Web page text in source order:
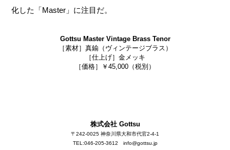
化した「Master」に注目だ。
Gottsu Master Vintage Brass Tenor
［素材］真鍮（ヴィンテージブラス）
［仕上げ］金メッキ
［価格］￥45,000（税別）
株式会社 Gottsu
〒242-0025 神奈川県大和市代官2-4-1
TEL:046-205-3612 info@gottsu.jp